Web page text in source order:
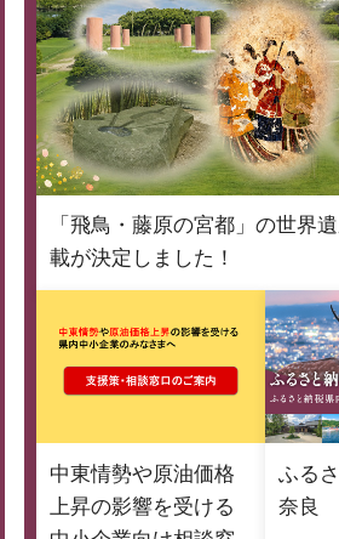
「飛鳥・藤原の宮都」の世界
載が決定しました！
中東情勢や原油価格
上昇の影響を受ける
ふる
奈良